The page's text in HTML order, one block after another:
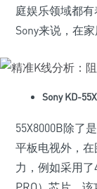
庭娱乐领域都
Sony来说，在
Sony KD-
55X8000B除了
平板电视外，
力，例如采用